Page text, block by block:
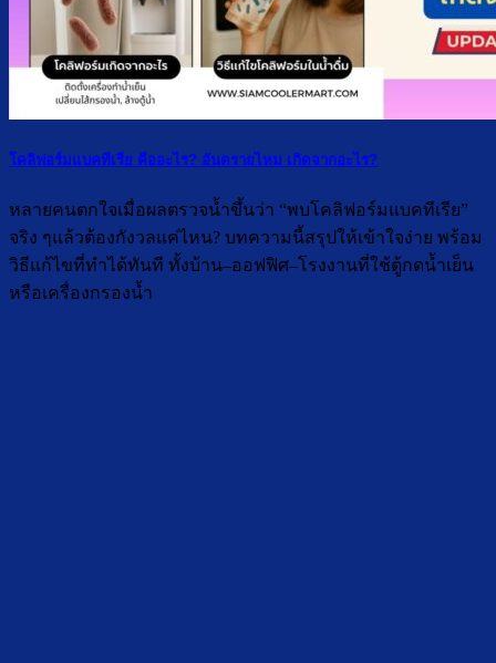
โคลิฟอร์มแบคทีเรีย คืออะไร? อันตรายไหม เกิดจากอะไร?
หลายคนตกใจเมื่อผลตรวจน้ำขึ้นว่า “พบโคลิฟอร์มแบคทีเรีย”
จริง ๆแล้วต้องกังวลแค่ไหน? บทความนี้สรุปให้เข้าใจง่าย พร้อม
วิธีแก้ไขที่ทำได้ทันที ทั้งบ้าน–ออฟฟิศ–โรงงานที่ใช้ตู้กดน้ำเย็น
หรือเครื่องกรองน้ำ